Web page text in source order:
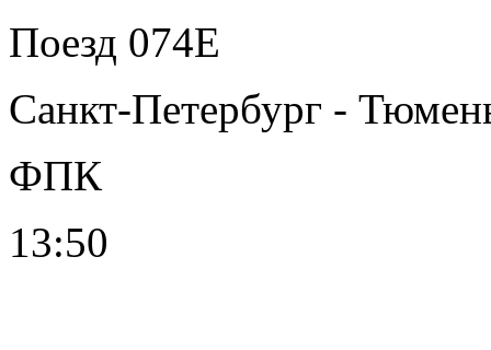
Поезд 074Е
Санкт-Петербург -
ФПК
13:50